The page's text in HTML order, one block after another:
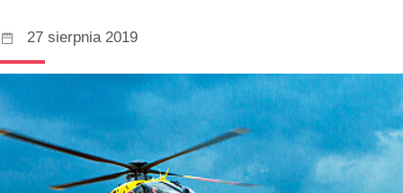
27 sierpnia 2019